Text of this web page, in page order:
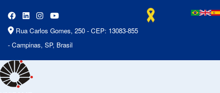
Rua Carlos Gomes, 250 - CEP: 13083-855
- Campinas, SP, Brasil